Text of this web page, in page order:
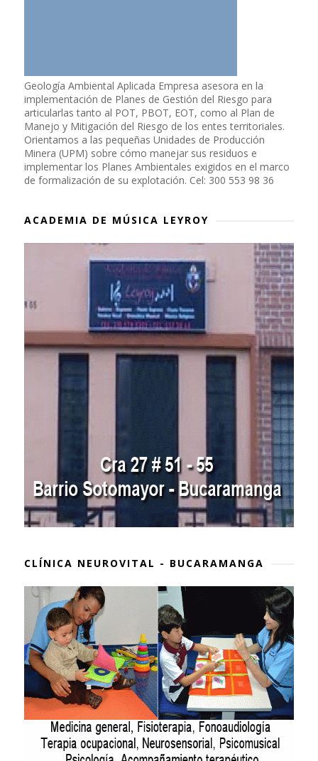
Geología Ambiental Aplicada Empresa asesora en la
implementación de Planes de Gestión del Riesgo para
articularlas tanto al POT, PBOT, EOT, como al Plan de
Manejo y Mitigación del Riesgo de los entes territoriales.
Orientamos a las pequeñas Unidades de Producción
Minera (UPM) sobre cómo manejar sus residuos e
implementar los Planes Ambientales exigidos en el marco
de formalización de su explotación. Cel: 300 553 98 36
ACADEMIA DE MÚSICA LEYROY
CLÍNICA NEUROVITAL - BUCARAMANGA